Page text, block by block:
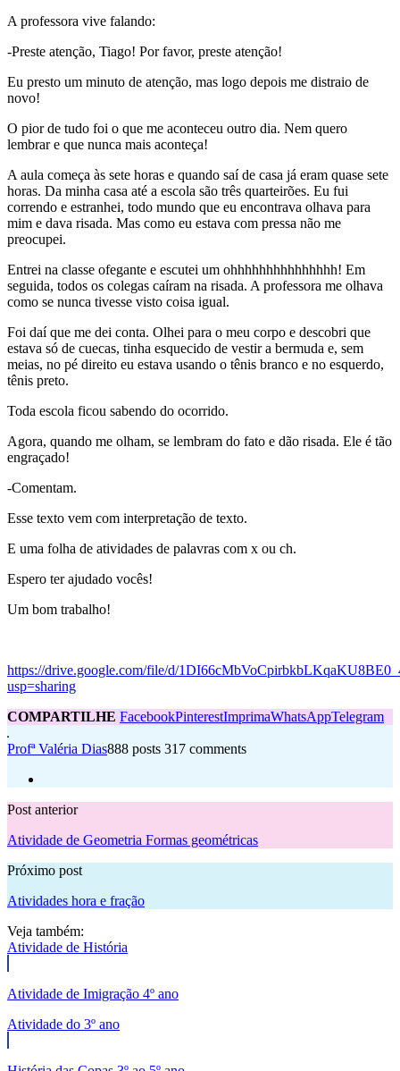
A professora vive falando:
-Preste atenção, Tiago! Por favor, preste atenção!
Eu presto um minuto de atenção, mas logo depois me distraio de
novo!
O pior de tudo foi o que me aconteceu outro dia. Nem quero
lembrar e que nunca mais aconteça!
A aula começa às sete horas e quando saí de casa já eram quase sete
horas. Da minha casa até a escola são três quarteirões. Eu fui
correndo e estranhei, todo mundo que eu encontrava olhava para
mim e dava risada. Mas como eu estava com pressa não me
preocupei.
Entrei na classe ofegante e escutei um ohhhhhhhhhhhhhhh! Em
seguida, todos os colegas caíram na risada. A professora me olhava
como se nunca tivesse visto coisa igual.
Foi daí que me dei conta. Olhei para o meu corpo e descobri que
estava só de cuecas, tinha esquecido de vestir a bermuda e, sem
meias, no pé direito eu estava usando o tênis branco e no esquerdo,
tênis preto.
Toda escola ficou sabendo do ocorrido.
Agora, quando me olham, se lembram do fato e dão risada. Ele é tão
engraçado!
-Comentam.
Esse texto vem com interpretação de texto.
E uma folha de atividades de palavras com x ou ch.
Espero ter ajudado vocês!
Um bom trabalho!
https://drive.google.com/file/d/
usp=sharing
COMPARTILHE FacebookPinterestImprimaWhatsAppTelegram
Profª Valéria Dias888 posts 317 comments
Post anterior
Atividade de Geometria Formas geométricas
Próximo post
Atividades hora e fração
Veja também:
Atividade de História
Atividade de Imigração 4º ano
Atividade do 3º ano